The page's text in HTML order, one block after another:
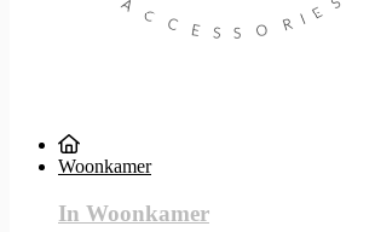
Woonkamer
In Woonkamer